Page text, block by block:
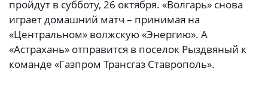
пройдут в субботу, 26 октября. «Волгарь» снова
играет домашний матч – принимая на
«Центральном» волжскую «Энергию». А
«Астрахань» отправится в поселок Рыздвяный к
команде «Газпром Трансгаз Ставрополь».